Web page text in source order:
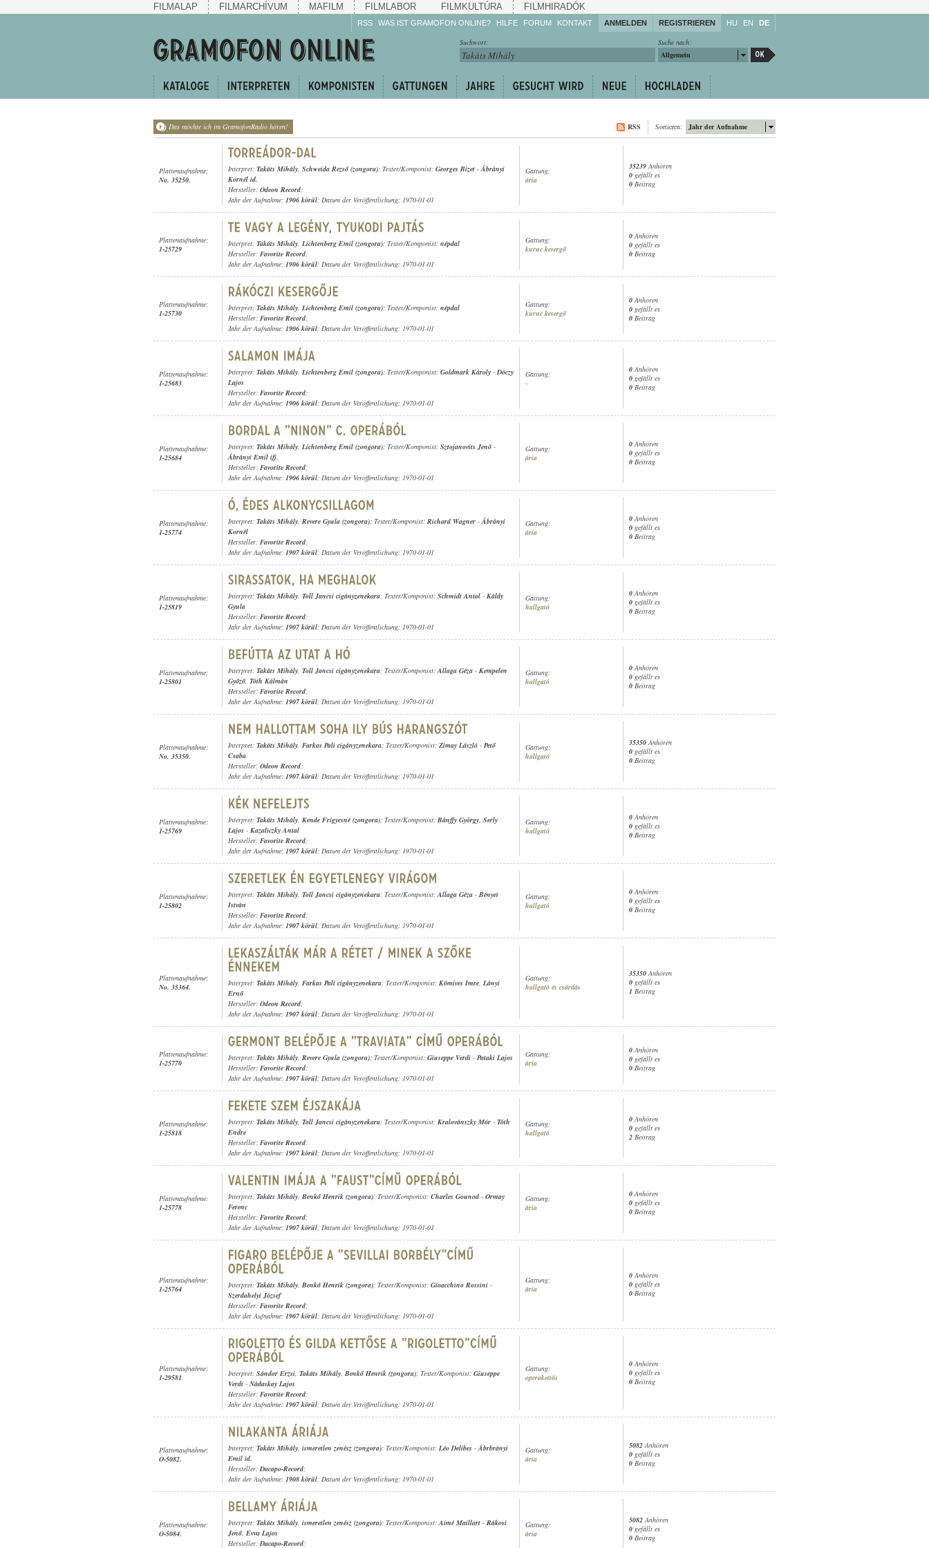
FILMALAP FILMARCHÍVUM MAFILM FILMLABOR FILMKULTÚRA FILMHIRADÓK
RSS WAS IST GRAMOFON ONLINE? HILFE
Machen Sie mit!
Reden Sie mit!
weiter!
FORUM KONTAKT ANMELDEN REGISTRIEREN HU EN DE
Suche nach:
Allgemein
Suchwort:
Das möchte ich im GramofonRadio hören! Jahr der Aufnahme
Sortieren:
RSS
Plattenaufnahme:
No. 35250.
Interpret: Takáts Mihály, Schweida Rezső (zongora); Texter/Komponist: Georges Bizet -Ábrányi
Kornél id.
Hersteller: Odeon Record;
Jahr der Aufnahme: 1906 körül; Datum der Veröffentlichung: 1970-01-01
Gattung:
ária
35239Anhören
0 gefällt es
0 Beitrag
Plattenaufnahme:
1-25729
Interpret: Takáts Mihály, Lichtenberg Emil (zongora); Texter/Komponist: népdal
Hersteller: Favorite Record;
Jahr der Aufnahme: 1906 körül; Datum der Veröffentlichung: 1970-01-01
Gattung:
kuruc kesergő
0 Anhören
0 gefällt es
0 Beitrag
Plattenaufnahme:
1-25730
Interpret: Takáts Mihály, Lichtenberg Emil (zongora); Texter/Komponist: népdal
Hersteller: Favorite Record;
Jahr der Aufnahme: 1906 körül; Datum der Veröffentlichung: 1970-01-01
Gattung:
kuruc kesergő
0 Anhören
0 gefällt es
0 Beitrag
Plattenaufnahme:
1-25683
Interpret: Takáts Mihály, Lichtenberg Emil (zongora); Texter/Komponist: Goldmark Károly -Dóczy
Lajos
Hersteller: Favorite Record;
Jahr der Aufnahme: 1906 körül; Datum der Veröffentlichung: 1970-01-01
Gattung:
-
0Anhören
0 gefällt es
0 Beitrag
Plattenaufnahme:
1-25684
Interpret: Takáts Mihály, Lichtenberg Emil (zongora); Texter/Komponist: Sztojanovits Jenő-
Ábrányi Emil ifj.
Hersteller: Favorite Record;
Jahr der Aufnahme: 1906 körül; Datum der Veröffentlichung: 1970-01-01
Gattung:
ária
0Anhören
0 gefällt es
0 Beitrag
Plattenaufnahme:
1-25774
Interpret: Takáts Mihály, Revere Gyula (zongora); Texter/Komponist: Richard Wagner -Ábrányi
Kornél
Hersteller: Favorite Record;
Jahr der Aufnahme: 1907 körül; Datum der Veröffentlichung: 1970-01-01
Gattung:
ária
0Anhören
0 gefällt es
0 Beitrag
Plattenaufnahme:
1-25819
Interpret: Takáts Mihály, Toll Jancsi cigányzenekara; Texter/Komponist: Schmidt Antal - Káldy
Gyula
Hersteller: Favorite Record;
Jahr der Aufnahme: 1907 körül; Datum der Veröffentlichung: 1970-01-01
Gattung:
hallgató
0Anhören
0 gefällt es
0 Beitrag
Plattenaufnahme:
1-25801
Interpret: Takáts Mihály, Toll Jancsi cigányzenekara; Texter/Komponist:Allaga Géza - Kempelen
Győző, Tóth Kálmán
Hersteller: Favorite Record;
Jahr der Aufnahme: 1907 körül; Datum der Veröffentlichung: 1970-01-01
Gattung:
hallgató
0Anhören
0 gefällt es
0 Beitrag
Plattenaufnahme:
No. 35350.
Interpret: Takáts Mihály, Farkas Pali cigányzenekara; Texter/Komponist: Zimay László - Pető
Csaba
Hersteller: Odeon Record;
Jahr der Aufnahme: 1907 körül; Datum der Veröffentlichung: 1970-01-01
Gattung:
hallgató
35350Anhören
0 gefällt es
0 Beitrag
Plattenaufnahme:
1-25769
Interpret: Takáts Mihály, Kende Frigyesné (zongora); Texter/Komponist: Bánffy György, Serly
Lajos - Kazaliczky Antal
Hersteller: Favorite Record;
Jahr der Aufnahme: 1907 körül; Datum der Veröffentlichung: 1970-01-01
Gattung:
hallgató
0Anhören
0 gefällt es
0 Beitrag
Plattenaufnahme:
1-25802
Interpret: Takáts Mihály, Toll Jancsi cigányzenekara; Texter/Komponist:Allaga Géza - Bényei
István
Hersteller: Favorite Record;
Jahr der Aufnahme: 1907 körül; Datum der Veröffentlichung: 1970-01-01
Gattung:
hallgató
0Anhören
0 gefällt es
0 Beitrag
Plattenaufnahme:
No. 35364.
Interpret: Takáts Mihály, Farkas Pali cigányzenekara; Texter/Komponist: Kömives Imre, Lányi
Ernő
Hersteller: Odeon Record;
Jahr der Aufnahme: 1907 körül; Datum der Veröffentlichung: 1970-01-01
Gattung:
hallgató és csárdás
35350Anhören
0 gefällt es
1 Beitrag
Plattenaufnahme:
1-25770
Interpret: Takáts Mihály, Revere Gyula (zongora); Texter/Komponist: Giuseppe Verdi - Pataki Lajos
Hersteller: Favorite Record;
Jahr der Aufnahme: 1907 körül; Datum der Veröffentlichung: 1970-01-01
Gattung:
ária
0 Anhören
0 gefällt es
0 Beitrag
Plattenaufnahme:
1-25818
Interpret: Takáts Mihály, Toll Jancsi cigányzenekara; Texter/Komponist: Kralovánszky Mór - Tóth
Endre
Hersteller: Favorite Record;
Jahr der Aufnahme: 1907 körül; Datum der Veröffentlichung: 1970-01-01
Gattung:
hallgató
0Anhören
0 gefällt es
2 Beitrag
Plattenaufnahme:
1-25778
Interpret: Takáts Mihály, Benkő Henrik (zongora); Texter/Komponist: Charles Gounod - Ormay
Ferenc
Hersteller: Favorite Record;
Jahr der Aufnahme: 1907 körül; Datum der Veröffentlichung: 1970-01-01
Gattung:
ária
0Anhören
0 gefällt es
0 Beitrag
Plattenaufnahme:
1-25764
Interpret: Takáts Mihály, Benkő Henrik (zongora); Texter/Komponist: Gioacchino Rossini -
Szerdahelyi József
Hersteller: Favorite Record;
Jahr der Aufnahme: 1907 körül; Datum der Veröffentlichung: 1970-01-01
Gattung:
ária
0Anhören
0 gefällt es
0 Beitrag
Plattenaufnahme:
1-29581
Interpret: Sándor Erzsi, Takáts Mihály, Benkő Henrik (zongora); Texter/Komponist: Giuseppe
Verdi - Nádaskay Lajos
Hersteller: Favorite Record;
Jahr der Aufnahme: 1907 körül; Datum der Veröffentlichung: 1970-01-01
Gattung:
operakettős
0Anhören
0 gefällt es
0 Beitrag
Plattenaufnahme:
O-5082.
Interpret: Takáts Mihály, ismeretlen zenész (zongora); Texter/Komponist: Léo Delibes -Ábrbrányi
Emil id.
Hersteller:Dacapo-Record;
Jahr der Aufnahme: 1908 körül; Datum der Veröffentlichung: 1970-01-01
Gattung:
ária
5082Anhören
0 gefällt es
0 Beitrag
Plattenaufnahme:
O-5084.
Interpret: Takáts Mihály, ismeretlen zenész (zongora); Texter/Komponist:Aimé Maillart - Rákosi
Jenő, Evva Lajos
Hersteller:Dacapo-Record;
Gattung:
ária
5082Anhören
0 gefällt es
0 Beitrag